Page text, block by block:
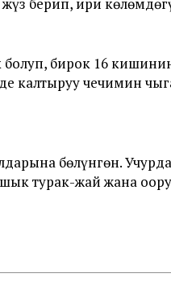
бирок 16
калтыруу чечимин
бөлүнгөн.
турак-жай жана